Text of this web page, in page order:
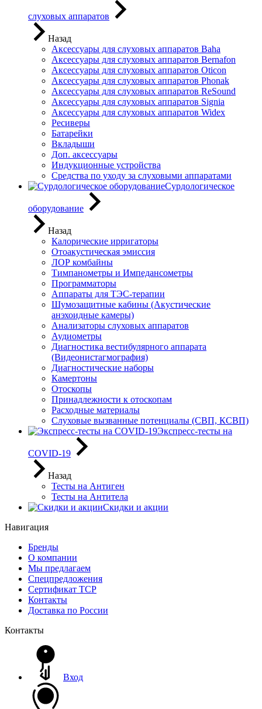
слуховых аппаратов
Назад
Аксессуары для слуховых аппаратов Baha
Аксессуары для слуховых аппаратов Bernafon
Аксессуары для слуховых аппаратов Oticon
Аксессуары для слуховых аппаратов Phonak
Аксессуары для слуховых аппаратов ReSound
Аксессуары для слуховых аппаратов Signia
Аксессуары для слуховых аппаратов Widex
Ресиверы
Батарейки
Вкладыши
Доп. аксессуары
Индукционные устройства
Средства по уходу за слуховыми аппаратами
Сурдологическое
оборудование
Назад
Калорические ирригаторы
Отоакустическая эмиссия
ЛОР комбайны
Тимпанометры и Импедансометры
Программаторы
Аппараты для ТЭС-терапии
Шумозащитные кабины (Акустические
анэхоидные камеры)
Анализаторы слуховых аппаратов
Аудиометры
Диагностика вестибулярного аппарата
(Видеонистагмография)
Диагностические наборы
Камертоны
Отоскопы
Принадлежности к отоскопам
Расходные материалы
Слуховые вызванные потенциалы (СВП, КСВП)
Экспресс-тесты на
COVID-19
Назад
Тесты на Антиген
Тесты на Антитела
Скидки и акции
Навигация
Бренды
О компании
Мы предлагаем
Спецпредложения
Сертификат ТСР
Контакты
Доставка по России
Контакты
Вход